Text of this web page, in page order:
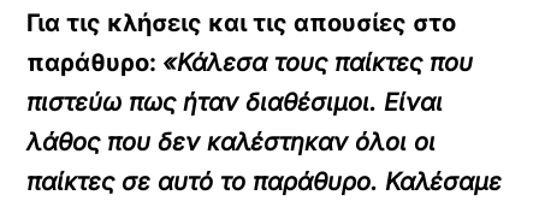
Για τις κλήσεις και τις απουσίες στο
παράθυρο: «Κάλεσα τους παίκτες που
πιστεύω πως ήταν διαθέσιμοι. Είναι
λάθος που δεν καλέστηκαν όλοι οι
παίκτες σε αυτό το παράθυρο. Καλέσαμε